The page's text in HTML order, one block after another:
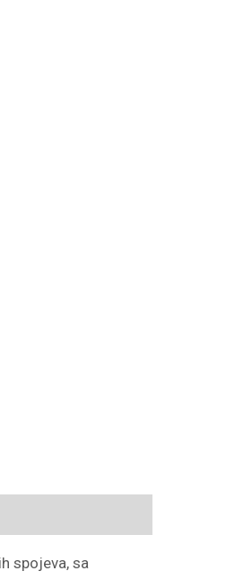
spojeva, sa